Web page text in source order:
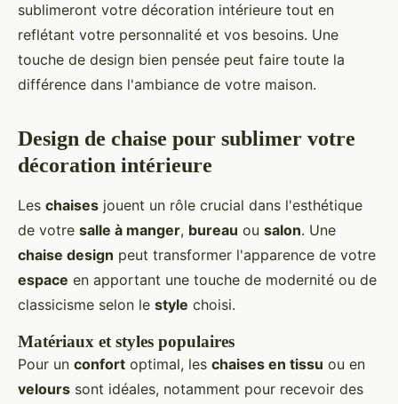
sublimeront votre décoration intérieure tout en
reflétant votre personnalité et vos besoins. Une
touche de design bien pensée peut faire toute la
différence dans l'ambiance de votre maison.
Design de chaise pour sublimer votre
décoration intérieure
Les chaises jouent un rôle crucial dans l'esthétique
de votre salle à manger, bureau ou salon. Une
chaise design peut transformer l'apparence de votre
espace en apportant une touche de modernité ou de
classicisme selon le style choisi.
Matériaux et styles populaires
Pour un confort optimal, les chaises en tissu ou en
velours sont idéales, notamment pour recevoir des